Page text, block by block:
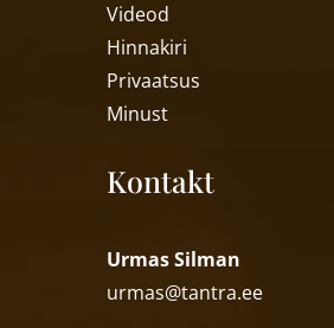
Videod
Hinnakiri
Privaatsus
Minust
Kontakt
Urmas Silman
urmas@tantra.ee